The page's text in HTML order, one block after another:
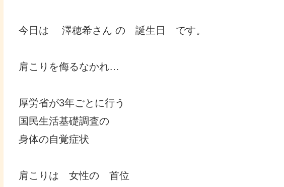
今日は 澤穂希さん の 誕生日 です。
肩こりを侮るなかれ…
厚労省が3年ごとに行う
国民生活基礎調査の
身体の自覚症状
肩こりは 女性の 首位